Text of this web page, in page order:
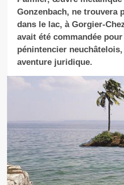
Gonzenbach, ne trouvera
dans le lac, à Gorgier-
avait été commandée
pénintencier neuchâtelois,
aventure juridique.